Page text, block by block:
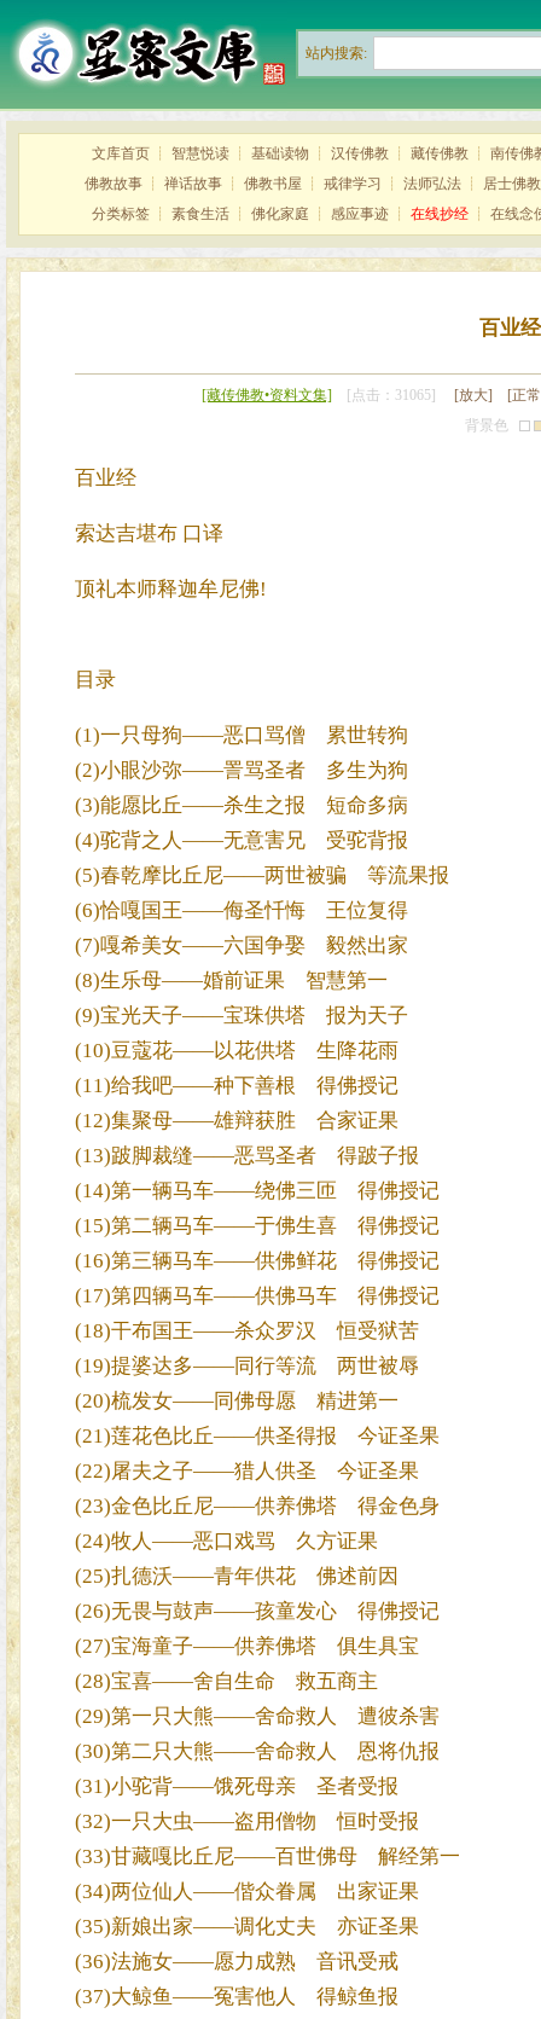
站内搜索:
文库首页 ┊ 智慧悦读 ┊ 基础读物 ┊ 汉传佛教 ┊ 藏传佛教 ┊ 南传佛
佛教故事 ┊ 禅话故事 ┊ 佛教书屋 ┊ 戒律学习 ┊ 法师弘法 ┊ 居士佛教
分类标签 ┊ 素食生活 ┊ 佛化家庭 ┊ 感应事迹 ┊ 在线抄经 ┊ 在线念
百业
[藏传佛教•资料文集] [点击：31065] [放大]
[正
背景色
百业经
索达吉堪布 口译
顶礼本师释迦牟尼佛!
目录
(1)一只母狗——恶口骂僧 累世转狗
(2)小眼沙弥——詈骂圣者 多生为狗
(3)能愿比丘——杀生之报 短命多病
(4)驼背之人——无意害兄 受驼背报
(5)春乾摩比丘尼——两世被骗 等流果报
(6)恰嘎国王——侮圣忏悔 王位复得
(7)嘎希美女——六国争娶 毅然出家
(8)生乐母——婚前证果 智慧第一
(9)宝光天子——宝珠供塔 报为天子
(10)豆蔻花——以花供塔 生降花雨
(11)给我吧——种下善根 得佛授记
(12)集聚母——雄辩获胜 合家证果
(13)跛脚裁缝——恶骂圣者 得跛子报
(14)第一辆马车——绕佛三匝 得佛授记
(15)第二辆马车——于佛生喜 得佛授记
(16)第三辆马车——供佛鲜花 得佛授记
(17)第四辆马车——供佛马车 得佛授记
(18)干布国王——杀众罗汉 恒受狱苦
(19)提婆达多——同行等流 两世被辱
(20)梳发女——同佛母愿 精进第一
(21)莲花色比丘——供圣得报 今证圣果
(22)屠夫之子——猎人供圣 今证圣果
(23)金色比丘尼——供养佛塔 得金色身
(24)牧人——恶口戏骂 久方证果
(25)扎德沃——青年供花 佛述前因
(26)无畏与鼓声——孩童发心 得佛授记
(27)宝海童子——供养佛塔 俱生具宝
(28)宝喜——舍自生命 救五商主
(29)第一只大熊——舍命救人 遭彼杀害
(30)第二只大熊——舍命救人 恩将仇报
(31)小驼背——饿死母亲 圣者受报
(32)一只大虫——盗用僧物 恒时受报
(33)甘藏嘎比丘尼——百世佛母 解经第一
(34)两位仙人——偕众眷属 出家证果
(35)新娘出家——调化丈夫 亦证圣果
(36)法施女——愿力成熟 音讯受戒
(37)大鲸鱼——冤害他人 得鲸鱼报